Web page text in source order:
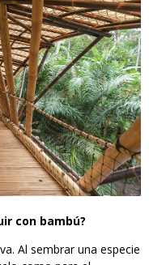
con bambú?
Al sembrar una especie